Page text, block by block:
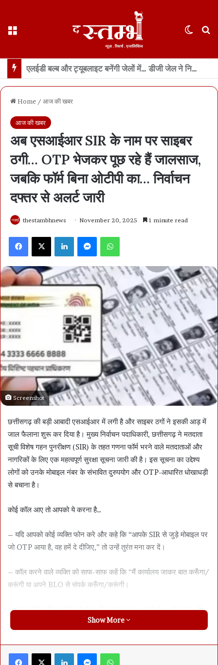
साय कैबिनेट के फैसले : छत्तीसगढ़ में 500 करोड़ का एआई मिशन… 100 AI डेटा लैब बनाई जाएंगी
Home / आज की खबर
आज की खबर
अब एसआईआर SIR के नाम पर साइबर
ठगी… OTP भेजकर पूछ रहे हैं जालसाज,
जबकि फॉर्म बिना ओटीपी का… निर्वाचन
दफ्तर से अलर्ट जारी
thestambhnews November 20, 2025 1 minute read
Facebook X LinkedIn
Screenshot
छत्तीसगढ़ की बड़ी आबादी एसआईआर में लगी है और साइबर ठगों ने इसकी आड़ में
जाल फैलाना शुरू कर दिया है। मुख्य निर्वाचन पदाधिकारी, छत्तीसगढ़ ने मतदाता
सूची विशेष गहन पुनरीक्षण (SIR) के तहत गणना फॉर्म भरने वाले मतदाताओं और
नागरिकों के लिए एक महत्वपूर्ण सुरक्षा सूचना जारी की है। इस सूचना का उद्देश्य
लोगों को उनके मोबाइल नंबर के संभावित दुरुपयोग और OTP-आधारित धोखाधड़ी
से बचाना है।
कोई कॉल आए तो आपको ये करना है…
– यदि आपको कोई व्यक्ति फोन करे और कहे कि “आपके SIR से जुड़े मोबाइल पर
जो OTP आया है, वह हमें दे दीजिए,” तो उन्हें तुरंत मना कर दें।
– कॉल करने वाले व्यक्ति को साफ-साफ कहें कि “मैं कार्यालय जाकर बात करूँगा/
करूंगी या अपने BLO से संपर्क करूँगा/करूंगी।
– अगर कोई व्यक्ति OTP मांगने के लिए दबाव डाले, धमकी दे या जोर डाले, तो
तुरंत नजदीकी पुलिस थाने में सूचना दें।
विभाग ने स्पष्ट किया है कि SIR फॉर्म में मोबाइल नंबर देना पूरी तरह से सुरक्षित है।
लेकिन कुछ साइबर अपराधी इसी बहाने ठगी करने की कोशिश कर सकते हैं। मुख्य
Show More
Facebook X LinkedIn